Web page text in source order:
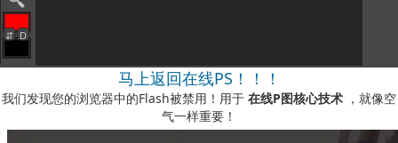
马上返回在线PS！！！
我们发现您的浏览器中的Flash被禁用！用于 在线P图核心技术 ，就像空
气一样重要！
如何启用它？-您可以在我们的视频说明中看到此处